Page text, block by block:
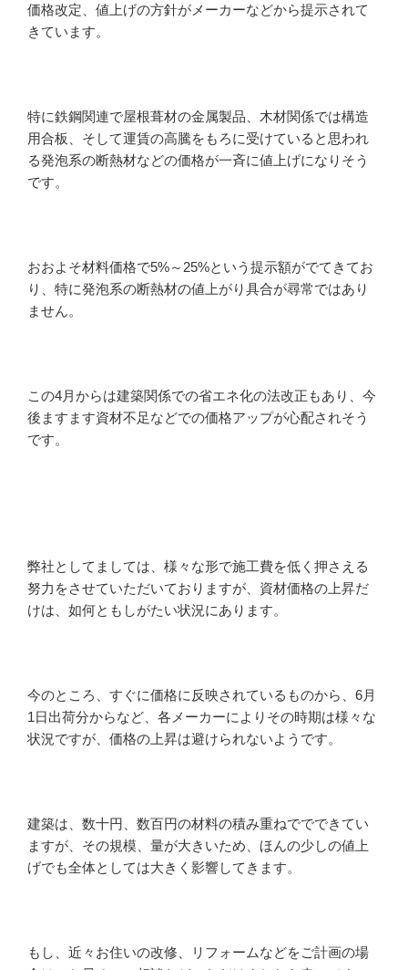
価格改定、値上げの方針がメーカーなどから提示されて
きています。
特に鉄鋼関連で屋根葺材の金属製品、木材関係では構造
用合板、そして運賃の高騰をもろに受けていると思われ
る発泡系の断熱材などの価格が一斉に値上げになりそう
です。
おおよそ材料価格で5%～25%という提示額がでてきてお
り、特に発泡系の断熱材の値上がり具合が尋常ではあり
ません。
この4月からは建築関係での省エネ化の法改正もあり、今
後ますます資材不足などでの価格アップが心配されそう
です。
弊社としてましては、様々な形で施工費を低く押さえる
努力をさせていただいておりますが、資材価格の上昇だ
けは、如何ともしがたい状況にあります。
今のところ、すぐに価格に反映されているものから、6月
1日出荷分からなど、各メーカーによりその時期は様々な
状況ですが、価格の上昇は避けられないようです。
建築は、数十円、数百円の材料の積み重ねででできてい
ますが、その規模、量が大きいため、ほんの少しの値上
げでも全体としては大きく影響してきます。
もし、近々お住いの改修、リフォームなどをご計画の場